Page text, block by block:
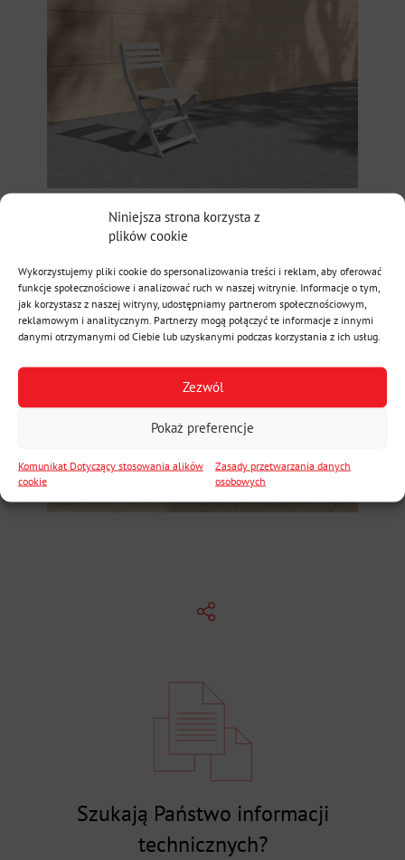
Niniejsza strona korzysta z
plików cookie
Wykorzystujemy pliki cookie do spersonalizowania treści i reklam, aby oferować
funkcje społecznościowe i analizować ruch w naszej witrynie. Informacje o tym,
jak korzystasz z naszej witryny, udostępniamy partnerom społecznościowym,
reklamowym i analitycznym. Partnerzy mogą połączyć te informacje z innymi
danymi otrzymanymi od Ciebie lub uzyskanymi podczas korzystania z ich usług.
Zezwól
Pokaż preferencje
Komunikat Dotyczący stosowania alików
cookie
Zasady przetwarzania danych
osobowych
Szukają Państwo informacji
technicznych?